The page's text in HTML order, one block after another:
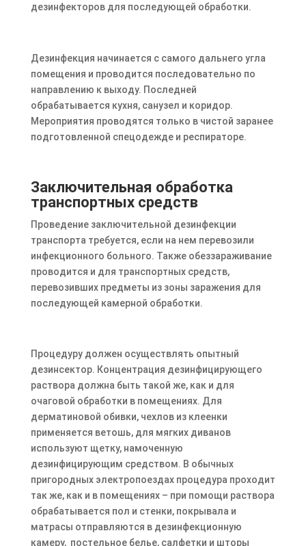
дезинфекторов для последующей обработки.
Дезинфекция начинается с самого дальнего угла
помещения и проводится последовательно по
направлению к выходу. Последней
обрабатывается кухня, санузел и коридор.
Мероприятия проводятся только в чистой заранее
подготовленной спецодежде и респираторе.
Заключительная обработка
транспортных средств
Проведение заключительной дезинфекции
транспорта требуется, если на нем перевозили
инфекционного больного. Также обеззараживание
проводится и для транспортных средств,
перевозивших предметы из зоны заражения для
последующей камерной обработки.
Процедуру должен осуществлять опытный
дезинсектор. Концентрация дезинфицирующего
раствора должна быть такой же, как и для
очаговой обработки в помещениях. Для
дерматиновой обивки, чехлов из клеенки
применяется ветошь, для мягких диванов
используют щетку, намоченную
дезинфицирующим средством. В обычных
пригородных электропоездах процедура проходит
так же, как и в помещениях – при помощи раствора
обрабатывается пол и стенки, покрывала и
матрасы отправляются в дезинфекционную
камеру, постельное белье, салфетки и шторы